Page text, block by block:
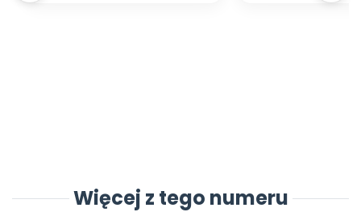
Więcej z tego numeru